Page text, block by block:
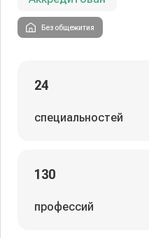
Без общежития
24
специальностей
130
профессий